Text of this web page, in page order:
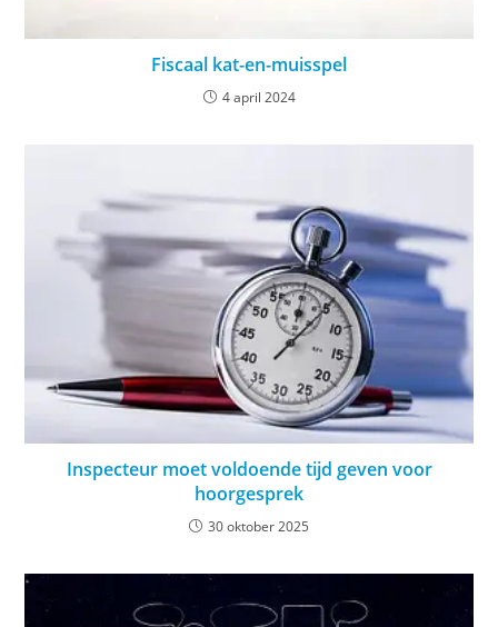
Fiscaal kat-en-muisspel
4 april 2024
Inspecteur moet voldoende tijd geven voor
hoorgesprek
30 oktober 2025